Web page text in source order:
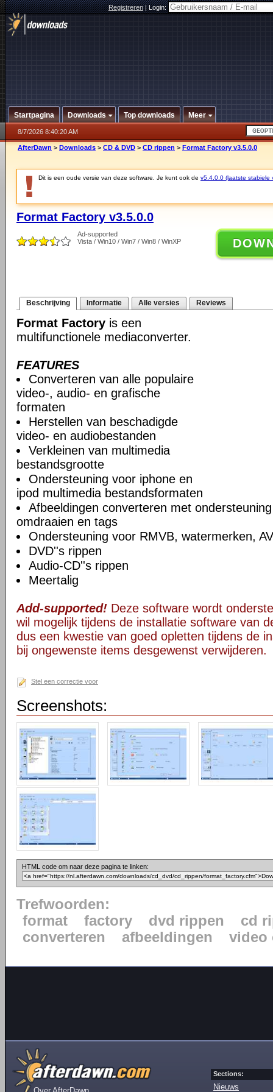
Registreren|Login:
Startpagina Downloads Top downloads Meer
8/7/2026 8:40:20 AM
AfterDawn > Downloads > CD & DVD > CD rippen > Format Factory v3.5.0.0
Dit is een oude versie van deze software. Je kunt ook de v5.4.0.0 (laatste stabiele
Format Factory v3.5.0.0
Ad-supported
Vista / Win10 / Win7 / Win8 / WinXP
Beschrijving Informatie Alle versies Reviews
Format Factory is een
multifunctionele mediaconverter.
FEATURES
Converteren van alle populaire
video-, audio- en grafische
formaten
Herstellen van beschadigde
video- en audiobestanden
Verkleinen van multimedia
bestandsgrootte
Ondersteuning voor iphone en
ipod multimedia bestandsformaten
Afbeeldingen converteren met
omdraaien en tags
Ondersteuning voor RMVB, watermerken,
DVD''s rippen
Audio-CD''s rippen
Meertalig
Add-supported! Deze software wordt
wil mogelijk tijdens de installatie software van
dus een kwestie van goed opletten tijdens de
bij ongewenste items desgewenst verwijderen.
Stel een correctie voor
Screenshots:
HTML code om naar deze pagina te linken:
Trefwoorden:
format
factory dvd rippen
cd
converteren
afbeeldingen video
Sections:
Nieuws